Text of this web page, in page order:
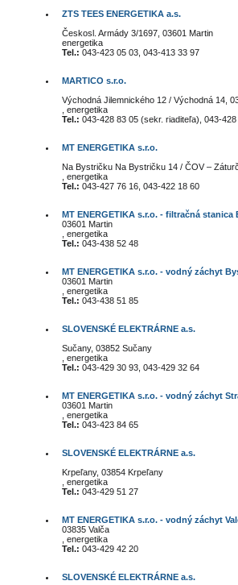
ZTS TEES ENERGETIKA a.s.
Českosl. Armády 3/1697, 03601 Martin
energetika
Tel.: 043-423 05 03, 043-413 33 97
MARTICO s.r.o.
Východná Jilemnického 12 / Východná 14,
, energetika
Tel.: 043-428 83 05 (sekr. riaditeľa), 043-
MT ENERGETIKA s.r.o.
Na Bystričku Na Bystričku 14 / ČOV –
, energetika
Tel.: 043-427 76 16, 043-422 18 60
MT ENERGETIKA s.r.o. - filtračná stanica
03601 Martin
, energetika
Tel.: 043-438 52 48
MT ENERGETIKA s.r.o. - vodný záchyt
03601 Martin
, energetika
Tel.: 043-438 51 85
SLOVENSKÉ ELEKTRÁRNE a.s.
Sučany, 03852 Sučany
, energetika
Tel.: 043-429 30 93, 043-429 32 64
MT ENERGETIKA s.r.o. - vodný záchyt
03601 Martin
, energetika
Tel.: 043-423 84 65
SLOVENSKÉ ELEKTRÁRNE a.s.
Krpeľany, 03854 Krpeľany
, energetika
Tel.: 043-429 51 27
MT ENERGETIKA s.r.o. - vodný záchyt
03835 Valča
, energetika
Tel.: 043-429 42 20
SLOVENSKÉ ELEKTRÁRNE a.s.